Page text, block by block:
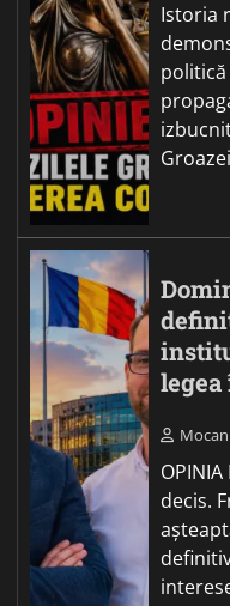
Istoria
legea
OPINIA
decis.